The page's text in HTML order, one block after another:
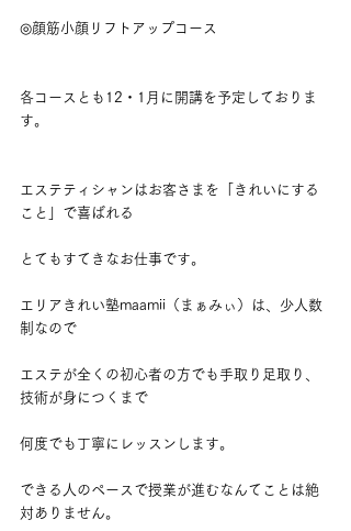
◎顔筋小顔リフトアップコース
各コースとも12・1月に開講を予定しておりま
す。
エステティシャンはお客さまを「きれいにする
こと」で喜ばれる
とてもすてきなお仕事です。
エリアきれい塾maamii（まぁみぃ）は、少人数
制なので
エステが全くの初心者の方でも手取り足取り、
技術が身につくまで
何度でも丁寧にレッスンします。
できる人のペースで授業が進むなんてことは絶
対ありません。